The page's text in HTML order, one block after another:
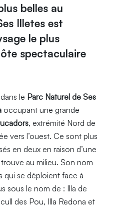
belles au
Illetes est
le plus
spectaculaire
le Parc Naturel de Ses
occupant une grande
, extrémité Nord de
vers l’ouest. Ce sont plus
en deux en raison d’une
au milieu. Son nom
qui se déploient face à
sous le nom de : Illa de
des Pou, Illa Redona et